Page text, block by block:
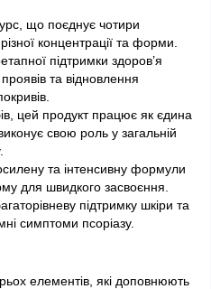
що поєднує чотири
концентрації та форми.
підтримки здоров’я
та відновлення
свою роль у загальній
для швидкого засвоєння.
підтримку шкіри та
симптоми псоріазу.
елементів, які доповнюють